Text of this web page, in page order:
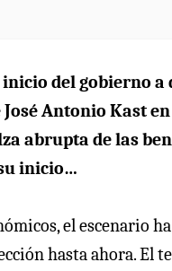
del gobierno a
Antonio Kast
abrupta de las
inicio…
el escenario
hasta ahora. El